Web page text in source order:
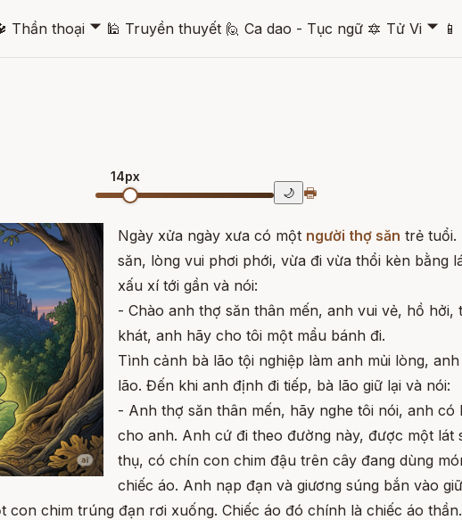
Thần thoại 🞃 🕌 Truyền thuyết 🙋 Ca dao - Tục ngữ 🔯 Tử Vi 🞃 📱
14px
🌙 🖶
Ngày xửa ngày xưa có một người thợ săn trẻ tuổi.
săn, lòng vui phơi phới, vừa đi vừa thổi kèn bằng
xấu xí tới gần và nói:
- Chào anh thợ săn thân mến, anh vui vẻ, hồ
khát, anh hãy cho tôi một mẩu bánh đi.
Tình cảnh bà lão tội nghiệp làm anh mủi lòng,
lão. Đến khi anh định đi tiếp, bà lão giữ lại và nói:
- Anh thợ săn thân mến, hãy nghe tôi nói, anh
cho anh. Anh cứ đi theo đường này, được một lát
thụ, có chín con chim đậu trên cây đang dùng
chiếc áo. Anh nạp đạn và giương súng bắn vào
chim trúng đạn rơi xuống. Chiếc áo đó chính là chiếc áo